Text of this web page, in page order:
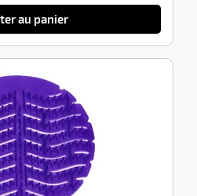
au panier